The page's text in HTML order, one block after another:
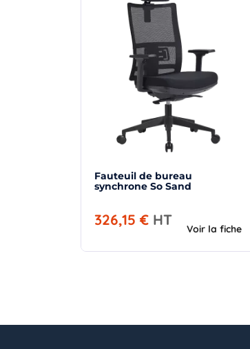
Fauteuil de bureau
synchrone So Sand
326,15 € HT
Voir la fiche